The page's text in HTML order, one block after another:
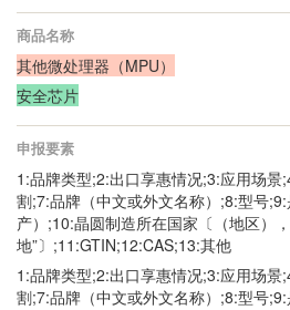
商品名称
其他微处理器（MPU）
安全芯片
申报要素
1:品牌类型;2:出口享惠情况;3:应用场
割;7:品牌（中文或外文名称）;8:型号
产）;10:晶圆制造所在国家〔（地区）
地”〕;11:GTIN;12:CAS;13:其他
1:品牌类型;2:出口享惠情况;3:应用场
割;7:品牌（中文或外文名称）;8:型号